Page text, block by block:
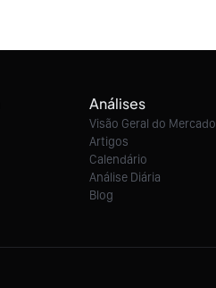
Análises
Visão Geral do Mercado
Artigos
Calendário
Análise Diária
Blog